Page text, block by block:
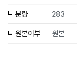
분량 283
원본여부 원본